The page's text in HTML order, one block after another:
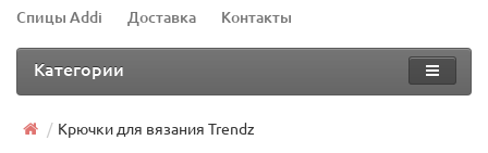
Спицы Addi
Доставка Контакты
Категории
Крючки для вязания Trendz